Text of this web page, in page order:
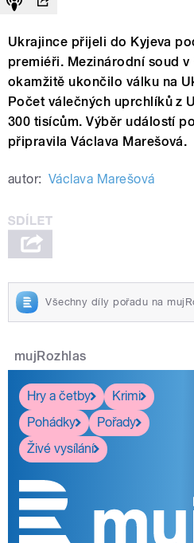
Ukrajince přijeli do Kyjeva
premiéři. Mezinárodní soud v
okamžitě ukončilo válku na
Počet válečných uprchlíků z
300 tisícům. Výběr událostí
připravila Václava Marešová.
autor: Václava Marešová
Všechny díly pořadu na
mujRozhlas
Hry a četby
Krimi
Pohádky
Pořady
Živé vysílání